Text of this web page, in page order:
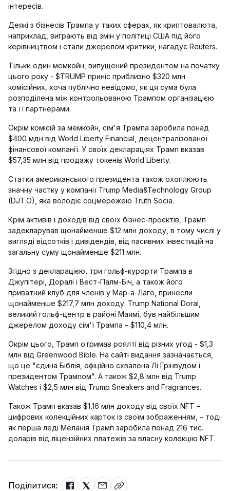
інтересів.
Деякі з бізнесів Трампа у таких сферах, як криптовалюта,
наприклад, виграють від змін у політиці США під його
керівництвом і стали джерелом критики, нагадує Reuters.
Тільки один мемкойн, випущений президентом на початку
цього року - $TRUMP приніс приблизно $320 млн
комісійних, хоча публічно невідомо, як ця сума була
розподілена між контрольованою Трампом організацією
та її партнерами.
Окрім комісій за мемкойн, сім'я Трампа заробила понад
$400 мдн від World Liberty Financial, децентралізованої
фінансової компанії. У своїх деклараціях Трамп вказав
$57,35 млн від продажу токенів World Liberty.
Статки американського президента також охоплюють
значну частку у компанії Trump Media&Technology Group
(DJT.O), яка володіє соцмережею Truth Socia.
Крім активів і доходів від своїх бізнес-проєктів, Трамп
задекларував щонайменше $12 млн доходу, в тому числі у
вигляді відсотків і дивідендів, від пасивних інвестицій на
загальну суму щонайменше $211 млн.
Згідно з декларацією, три гольф-курорти Трампа в
Джупітері, Доралі і Вест-Палм-Біч, а також його
приватний клуб для членів у Мар-а-Лаго, принесли
щонайменше $217,7 млн доходу. Trump National Doral,
великий гольф-центр в районі Маямі, був найбільшим
джерелом доходу сім'ї Трампа – $110,4 млн.
Окрім цього, Трамп отримав роялті від різних угод - $1,3
млн від Greenwood Bible. На сайті видання зазначається,
що це "єдина Біблія, офіційно схвалена Лі Грінвудом і
президентом Трампом". А також $2,8 млн від Trump
Watches і $2,5 млн від Trump Sneakers and Fragrances.
Також Трамп вказав $1,16 млн доходу від своїх NFT –
цифрових колекційних карток із своїм зображенням, – тоді
як перша леді Меланія Трамп заробила понад 216 тис.
доларів від ліцензійних платежів за власну колекцію NFT.
Поділитися: